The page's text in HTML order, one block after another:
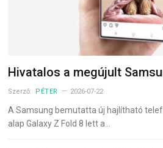
Hivatalos a megújult
Szerző: PÉTER 2026-07-22
A Samsung bemutatta új hajlítható
alap Galaxy Z Fold 8 lett a…